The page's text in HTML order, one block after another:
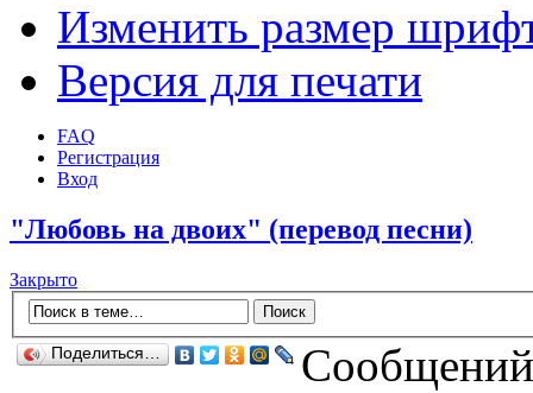
Изменить размер
Версия для печати
FAQ
Регистрация
Вход
"Любовь на двоих" (перевод песни)
Закрыто
Поделиться…